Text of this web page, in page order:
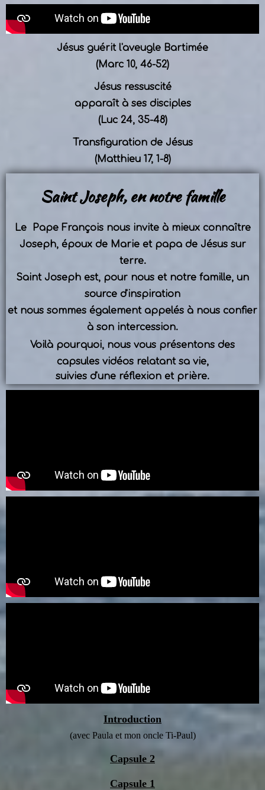
Jésus guérit l'aveugle Bartimée
(Marc 10, 46-52)
Jésus ressuscité
apparaît à ses disciples
(Luc 24, 35-48)
Transfiguration de Jésus
(Matthieu 17, 1-8)
Saint Joseph, en notre famille
Le Pape François nous inviteà mieux connaître
Joseph, époux de Marie et papa de Jésus sur
terre.
Saint Joseph est, pour nous et notre famille, un
source d'inspiration
et nous sommes également appelés à nous confier
à son intercession.
Voilà pourquoi, nous vous présentons des
capsules vidéos relatant sa vie,
suivies d'une réflexion et prière.
Introduction
(avec Paula et mon oncle Ti-Paul)
Capsule 2
Capsule 1